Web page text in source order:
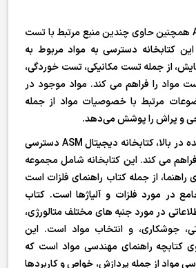
کتابخانه دیجیتال ASM همچنین حاوی چندین منبع مرتبط با تست
کتابخانه دسترسی به مواد مربوط به
از جمله تست مکانیکی، تست خوردگی،
مواد را فراهم می کند. مواد موجود در
مرتبط با خصوصیات مواد از جمله
و پراش را پوشش می‌دهد.
علاوه بر مطالب ذکر شده در بالا، کتابخانه دیجیتال ASM دسترسی
می کند. این کتابخانه شامل مجموعه
از جمله کتاب راهنمای فلزات است
در مورد فلزات و آلیاژها است. کتاب
در مورد جنبه های مختلف متالورژی،
جوشکاری، و انتخاب مواد است. این
کتابچه راهنمای مهندسی مواد است که
مواد از جمله پردازش، خواص و کاربردها